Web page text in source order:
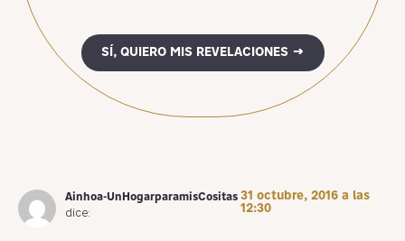
SÍ, QUIERO MIS REVELACIONES →
Ainhoa-UnHogarparamisCositas
dice:
31 octubre, 2016 a las
12:30